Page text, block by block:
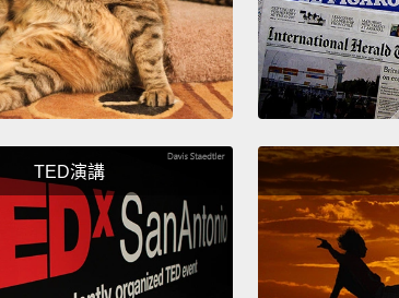
TED演講